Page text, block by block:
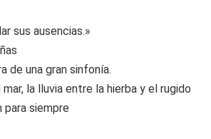
sus ausencias.»
de una gran sinfonía.
la lluvia entre la hierba y el rugido
siempre